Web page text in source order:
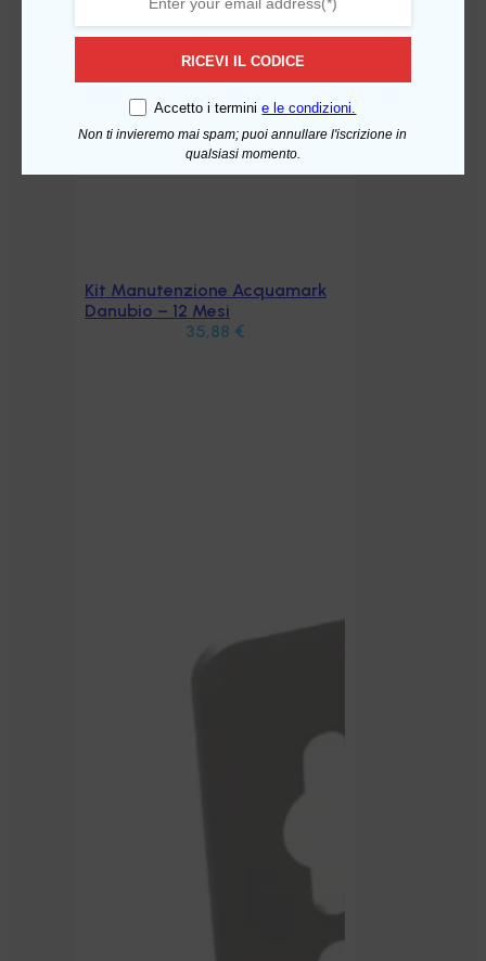
Aggiungi al carrello
Kit Manutenzione Acquamark
Danubio – 12 Mesi
35,88 €
RICEVI IL CODICE
Accetto i terminie le condizioni.
Non ti invieremo mai spam; puoi annullare l'iscrizione in
qualsiasi momento.